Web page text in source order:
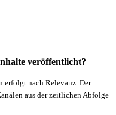
veröffentlicht?
erfolgt nach Relevanz. Der
aus der zeitlichen Abfolge